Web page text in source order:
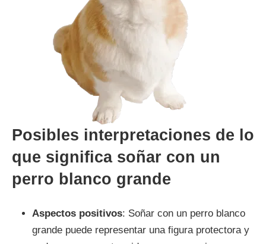
Posibles interpretaciones de lo
que significa soñar con un
perro blanco grande
Aspectos positivos: Soñar con un perro blanco
grande puede representar una figura protectora y